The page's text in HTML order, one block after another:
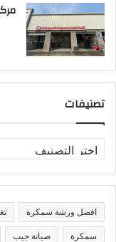
تصنيفات
ص
ن
ف
ا
افضل ورشة سمكرة
سمكرة صيانة جيب